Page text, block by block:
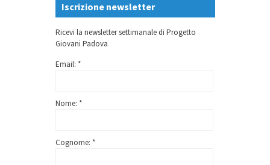
Iscrizione newsletter
Ricevi la newsletter settimanale di Progetto
Giovani Padova
Email: *
Nome: *
Cognome: *